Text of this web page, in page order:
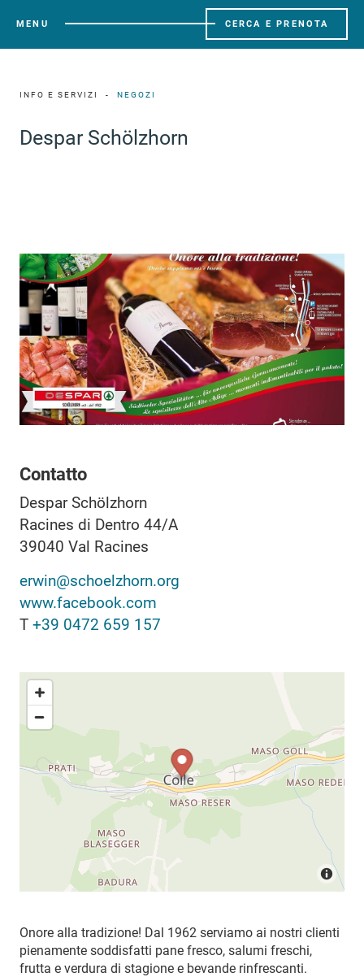
MENU CERCA E PRENOTA
INFO E SERVIZI NEGOZI
Despar Schölzhorn
Contatto
Despar Schölzhorn
Racines di Dentro 44/A
39040 Val Racines
erwin@schoelzhorn.org
www.facebook.com
T +39 0472 659 157
Onore alla tradizione! Dal 1962 serviamo ai nostri clienti
pienamente soddisfatti pane fresco, salumi freschi,
frutta e verdura di stagione e bevande rinfrescanti.